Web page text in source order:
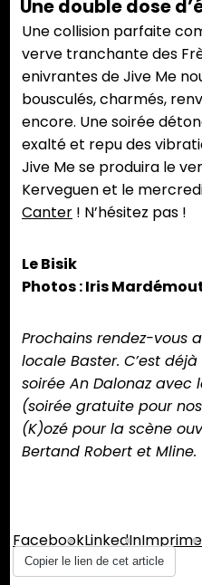
Une double dose
Une collision parfaite
verve tranchante des
enivrantes de Jive Me
bousculés, charmés,
encore. Une soirée
exalté et repu des
Jive Me se produira le
Kerveguen et le
Canter ! N’hésitez pas !
Le Bisik
Photos : Iris
Prochains rendez-vous
locale Baster. C’est
soirée An Dalonaz avec
(soirée gratuite pour
(K)ozé pour la scène
Bertand Robert et Mline.
FacebookLinkedIn
Copier le lien de cet article